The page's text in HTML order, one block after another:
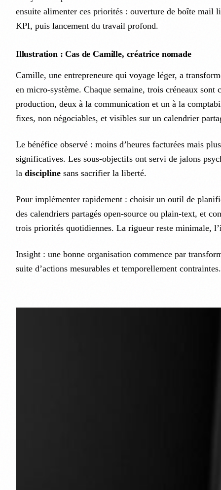
ensuite alimenter ces priorités : ouverture de boîte mail
KPI, puis lancement du travail profond.
Illustration : Cas de Camille, créatrice nomade
Camille, une entrepreneure qui voyage léger, a
en micro-système. Chaque semaine, trois créneaux sont
production, deux à la communication et un à la
fixes, non négociables, et visibles sur un calendrier
Le bénéfice observé : moins d’heures facturées mais
significatives. Les sous-objectifs ont servi de jalons
la discipline sans sacrifier la liberté.
Pour implémenter rapidement : choisir un outil de
des calendriers partagés open-source ou plain-text, et
trois priorités quotidiennes. La rigueur reste minimale,
Insight : une bonne organisation commence par
suite d’actions mesurables et temporellement contraintes.